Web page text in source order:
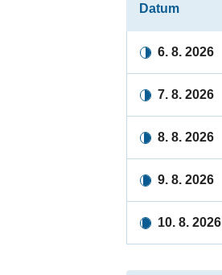
Datum
6. 8. 2026
7. 8. 2026
8. 8. 2026
9. 8. 2026
10. 8. 2026